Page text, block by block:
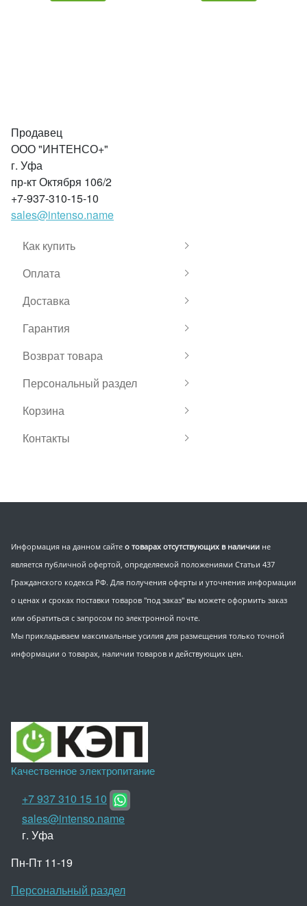
Продавец
ООО "ИНТЕНСО+"
г. Уфа
пр-кт Октября 106/2
+7-937-310-15-10
sales@intenso.name
Как купить
Оплата
Доставка
Гарантия
Возврат товара
Персональный раздел
Корзина
Контакты
Информация на данном сайте о товарах отсутствующих в наличии не
является публичной офертой, определяемой положениями Статьи 437
Гражданского кодекса РФ. Для получения оферты и уточнения информации
о ценах и сроках поставки товаров "под заказ" вы можете оформить заказ
или обратиться с запросом по электронной почте.
Мы прикладываем максимальные усилия для размещения только точной
информации о товарах, наличии товаров и действующих цен.
Качественное электропитание
+7 937 310 15 10
sales@intenso.name
г. Уфа
Пн-Пт 11-19
Персональный раздел